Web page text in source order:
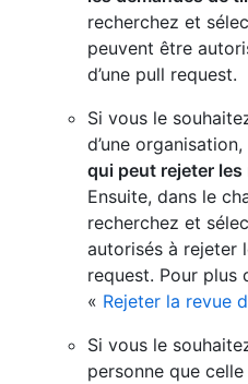
recherchez et
peuvent être
d’une pull request.
Si vous le
d’une
qui peut rejeter
Ensuite, dans le
recherchez et
autorisés à rejeter
request. Pour plus
« Rejeter la revue
Si vous le
personne que